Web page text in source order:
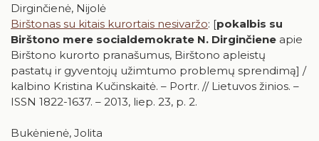
Dirginčienė, Nijolė
Birštonas su kitais kurortais nesivaržo: [pokalbis su
Birštono mere socialdemokrate N. Dirginčiene apie
Birštono kurorto pranašumus, Birštono apleistų
pastatų ir gyventojų užimtumo problemų sprendimą] /
kalbino Kristina Kučinskaitė. – Portr. // Lietuvos žinios. –
ISSN 1822-1637. – 2013, liep. 23, p. 2.
Bukėnienė, Jolita